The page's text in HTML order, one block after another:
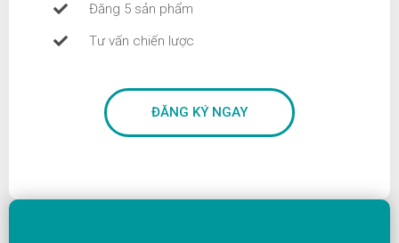
Đăng 5 sản phẩm
Tư vấn chiến lược
ĐĂNG KÝ NGAY